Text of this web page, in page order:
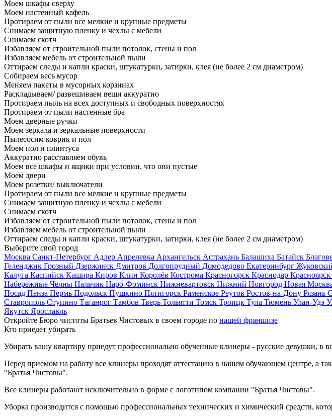
Моем шкафы сверху
Моем настенный кафель
Протираем от пыли все мелкие и крупные предметы
Снимаем защитную пленку и чехлы с мебели
Снимаем скотч
Избавляем от строительной пыли потолок, стены и пол
Избавляем мебель от строительной пыли
Оттираем следы и капли краски, штукатурки, затирки, клея (не более 2 см диаметром)
Собираем весь мусор
Меняем пакеты в мусорных корзинах
Раскладываем/ развешиваем вещи аккуратно
Протираем пыль на всех доступных и свободных поверхностях
Протираем от пыли настенные бра
Моем дверные ручки
Моем зеркала и зеркальные поверхности
Пылесосим коврик и пол
Моем пол и плинтуса
Аккуратно расставляем обувь
Моем все шкафы и ящики при условии, что они пустые
Моем двери
Моем розетки/ выключатели
Протираем от пыли все мелкие и крупные предметы
Снимаем защитную пленку и чехлы с мебели
Снимаем скотч
Избавляем от строительной пыли потолок, стены и пол
Избавляем мебель от строительной пыли
Оттираем следы и капли краски, штукатурки, затирки, клея (не более 2 см диаметром)
Выберите свой город
Москва Санкт-Петербург Адлер Апрелевка Архангельск Астрахань Балашиха Батайск
Геленджик Грозный Дзержинск Дмитров Долгопрудный Домодедово Екатеринбург
Калуга Каспийск Кашира Киров Клин Королёв Кострома Красногорск Краснодар Красноярск
Набережные Челны Нальчик Наро-Фоминск Нижневартовск Нижний Новгород Новая
Посад Пенза Пермь Подольск Пушкино Пятигорск Раменское Реутов Ростов-на-Дону Рязань
Ставрополь Ступино Таганрог Тамбов Тверь Тольятти Томск Троицк Тула Тюмень Улан-Удэ
Якутск Ярославль
Откройте Бюро чистоты Братьев Чистовых в своем городе по нашей франшизе
Кто приедет убирать
Убирать вашу квартиру приедут профессионально обученные клинеры - русские девушки, в
Перед приемом на работу все клинеры проходят аттестацию в нашем обучающем центре, а
"Братья Чистовы".
Все клинеры работают исключительно в форме с логотипом компании "Братья Чистовы".
Уборка производится с помощью профессиональных технических и химический средств,